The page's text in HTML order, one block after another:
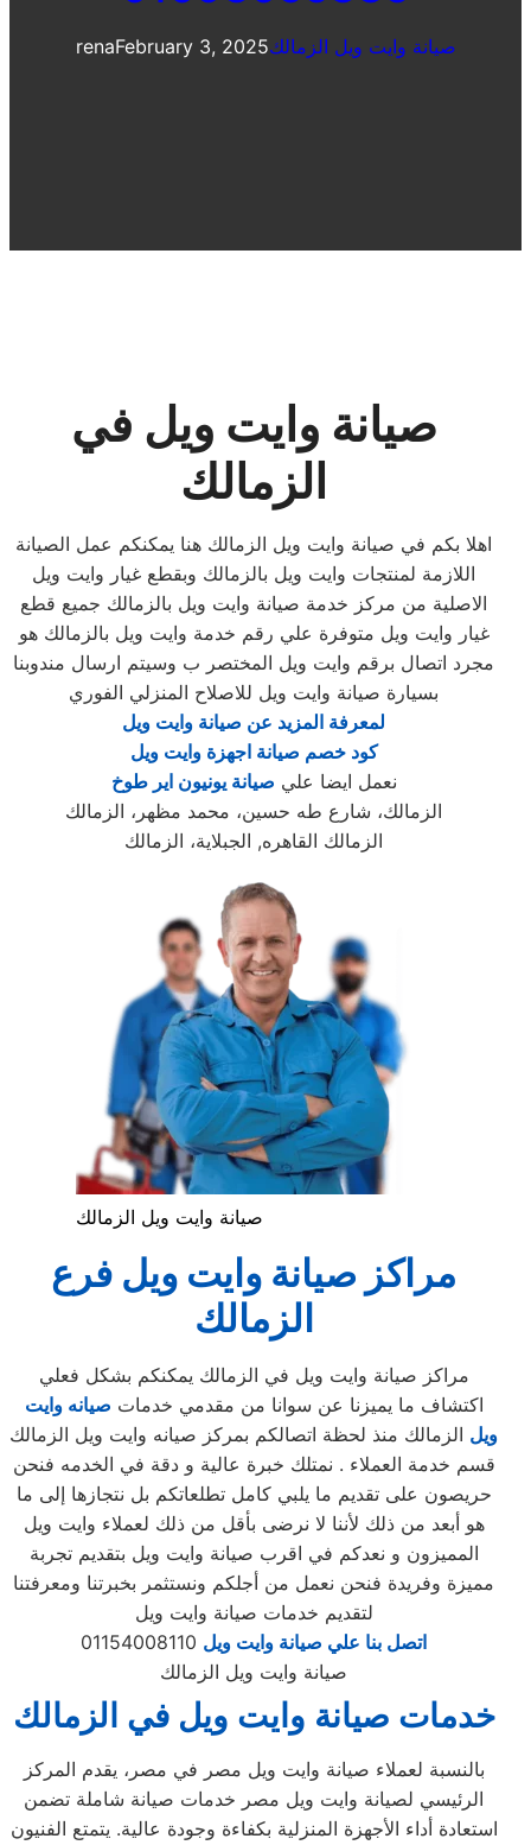
renaFebruary 3, 2025صيانة وايت ويل الزمالك
صيانة وايت ويل في
الزمالك
اهلا بكم في صيانة وايت ويل الزمالك هنا يمكنكم عمل الصيانة
اللازمة لمنتجات وايت ويل بالزمالك وبقطع غيار وايت ويل
الاصلية من مركز خدمة صيانة وايت ويل بالزمالك جميع قطع
غيار وايت ويل متوفرة علي رقم خدمة وايت ويل بالزمالك هو
مجرد اتصال برقم وايت ويل المختصر ب وسيتم ارسال مندوبنا
بسيارة صيانة وايت ويل للاصلاح المنزلي الفوري
لمعرفة المزيد عن صيانة وايت ويل
كود خصم صيانة اجهزة وايت ويل
نعمل ايضا علي صيانة يونيون اير طوخ
الزمالك، شارع طه حسين، محمد مظهر، الزمالك
الزمالك القاهره, الجبلاية، الزمالك
صيانة وايت ويل الزمالك
مراكز صيانة وايت ويل فرع
الزمالك
مراكز صيانة وايت ويل في الزمالك يمكنكم بشكل فعلي
اكتشاف ما يميزنا عن سوانا من مقدمي خدمات صيانه وايت
ويل الزمالك منذ لحظة اتصالكم بمركز صيانه وايت ويل الزمالك
قسم خدمة العملاء . نمتلك خبرة عالية و دقة في الخدمه فنحن
حريصون على تقديم ما يلبي كامل تطلعاتكم بل نتجازها إلى ما
هو أبعد من ذلك لأننا لا نرضى بأقل من ذلك لعملاء وايت ويل
المميزون و نعدكم في اقرب صيانة وايت ويل بتقديم تجربة
مميزة وفريدة فنحن نعمل من أجلكم ونستثمر بخبرتنا ومعرفتنا
لتقديم خدمات صيانة وايت ويل
اتصل بنا علي صيانة وايت ويل
صيانة وايت ويل الزمالك
خدمات صيانة وايت ويل في الزمالك
بالنسبة لعملاء صيانة وايت ويل مصر في مصر، يقدم المركز
الرئيسي لصيانة وايت ويل مصر خدمات صيانة شاملة تضمن
استعادة أداء الأجهزة المنزلية بكفاءة وجودة عالية. يتمتع الفنيون